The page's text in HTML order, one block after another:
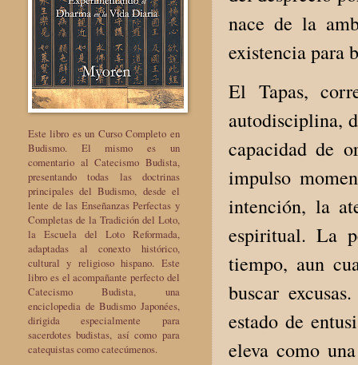
nace de la
existencia para
El Tapas,
autodisciplina,
capacidad de
impulso
intención, la
espiritual. La
tiempo, aun
buscar
estado de
eleva como
Este libro es un Curso Completo en
Budismo. El mismo es un
comentario al Catecismo Budista,
presentando todas las doctrinas
principales del Budismo, desde el
lente de las Enseñanzas Perfectas y
Completas de la Tradición del Loto,
la Escuela del Loto Reformada,
adaptadas al conexto histórico,
cultural y religioso hispano. Este
libro es el acompañante perfecto del
Catecismo Budista, una
enciclopedia de Budismo Japonées,
dirigida especialmente para
sacerdotes budistas, así como para
catequistas como catecúmenos.